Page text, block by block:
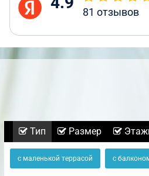
81 отзывов
Тип Размер
с маленькой террасой с